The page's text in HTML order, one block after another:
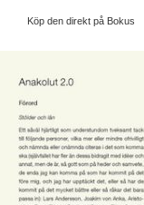
Köp den direkt på Bokus